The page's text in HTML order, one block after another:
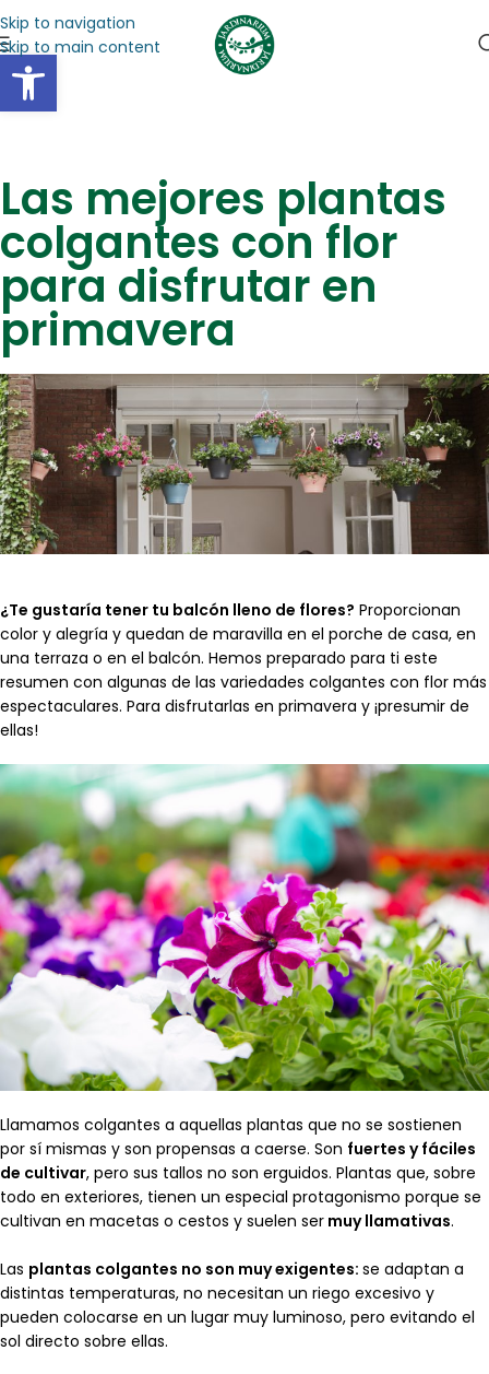
Abrir barra de herramientas
Skip to navigation
Skip to main content
Las mejores plantas
colgantes con flor
para disfrutar en
primavera
¿Te gustaría tener tu balcón lleno de flores? Proporcionan
color y alegría y quedan de maravilla en el porche de casa, en
una terraza o en el balcón. Hemos preparado para ti este
resumen con algunas de las variedades colgantes con flor más
espectaculares. Para disfrutarlas en primavera y ¡presumir de
ellas!
Llamamos colgantes a aquellas plantas que no se sostienen
por sí mismas y son propensas a caerse. Son fuertes y fáciles
de cultivar, pero sus tallos no son erguidos. Plantas que, sobre
todo en exteriores, tienen un especial protagonismo porque se
cultivan en macetas o cestos y suelen ser muy llamativas.
Las plantas colgantes no son muy exigentes: se adaptan a
distintas temperaturas, no necesitan un riego excesivo y
pueden colocarse en un lugar muy luminoso, pero evitando el
sol directo sobre ellas.